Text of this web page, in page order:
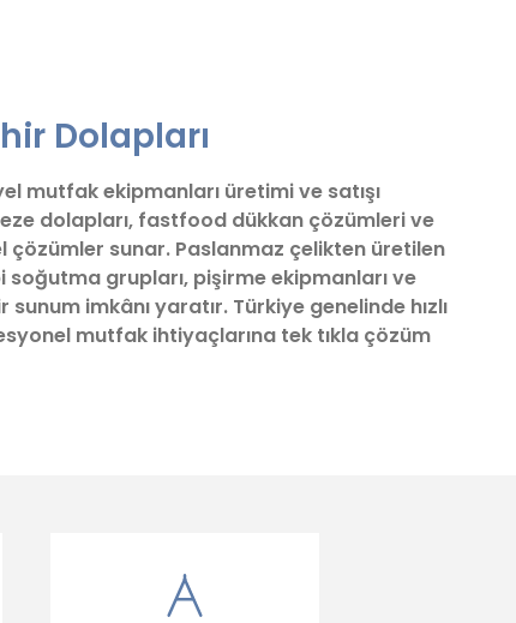
Dolapları
mutfak ekipmanları üretimi ve satışı
dolapları, fastfood dükkan çözümleri ve
sunar. Paslanmaz çelikten üretilen
soğutma grupları, pişirme ekipmanları ve
imkânı yaratır. Türkiye genelinde hızlı
mutfak ihtiyaçlarına tek tıkla çözüm